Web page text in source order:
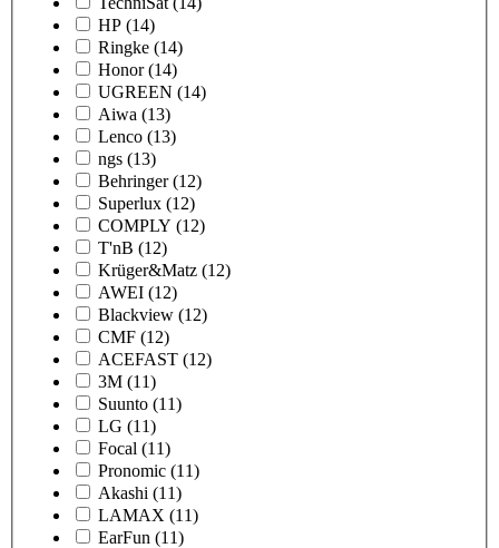
HP (14)
Ringke (14)
Honor (14)
UGREEN (14)
Aiwa (13)
Lenco (13)
ngs (13)
Behringer (12)
Superlux (12)
COMPLY (12)
T'nB (12)
Krüger&Matz (12)
AWEI (12)
Blackview (12)
CMF (12)
ACEFAST (12)
3M (11)
Suunto (11)
LG (11)
Focal (11)
Pronomic (11)
Akashi (11)
LAMAX (11)
EarFun (11)